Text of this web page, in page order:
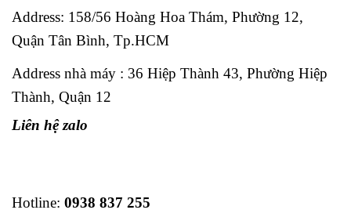
Address: 158/56 Hoàng Hoa Thám, Phường 12,
Quận Tân Bình, Tp.HCM
Address nhà máy : 36 Hiệp Thành 43, Phường Hiệp
Thành, Quận 12
Liên hệ zalo
Hotline: 0938 837 255